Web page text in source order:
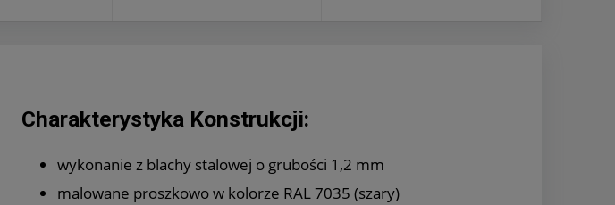
Charakterystyka Konstrukcji:
wykonanie z blachy stalowej o grubości 1,2 mm
malowane proszkowo w kolorze RAL 7035 (szary)